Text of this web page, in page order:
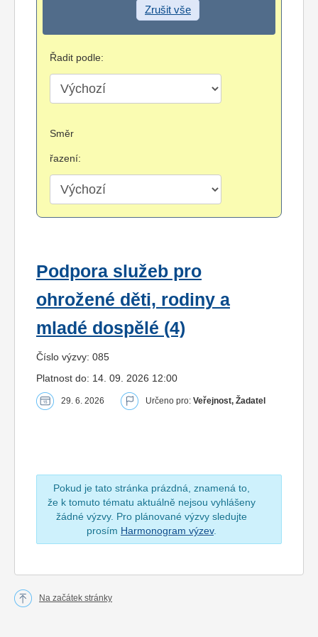
Zrušit vše
Řadit podle:
Směr
řazení:
Podpora služeb pro
ohrožené děti, rodiny a
mladé dospělé (4)
Číslo výzvy: 085
Platnost do: 14. 09. 2026 12:00
29. 6. 2026 Určeno pro: Veřejnost, Žadatel
Pokud je tato stránka prázdná, znamená to,
že k tomuto tématu aktuálně nejsou vyhlášeny
žádné výzvy. Pro plánované výzvy sledujte
prosím Harmonogram výzev.
Na začátek stránky